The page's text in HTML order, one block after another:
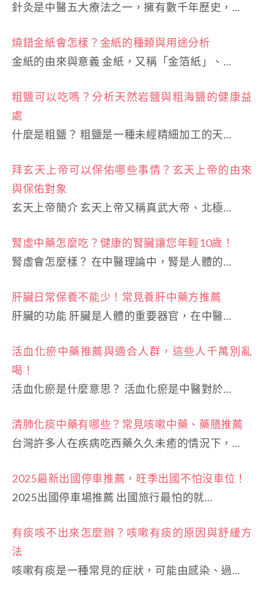
針灸是中醫五大療法之一，擁有數千年歷史，…
燒錯金紙會怎樣？金紙的種類與用途分析
金紙的由來與意義 金紙，又稱「金箔紙」、…
粗鹽可以吃嗎？分析天然岩鹽與粗海鹽的健康益
處
什麼是粗鹽？ 粗鹽是一種未經精細加工的天…
拜玄天上帝可以保佑哪些事情？玄天上帝的由來
與保佑對象
玄天上帝簡介 玄天上帝又稱真武大帝、北極…
腎虛中藥怎麼吃？健康的腎臟讓您年輕10歲！
腎虛會怎麼樣？ 在中醫理論中，腎是人體的…
肝臟日常保養不能少！常見養肝中藥方推薦
肝臟的功能 肝臟是人體的重要器官，在中醫…
活血化瘀中藥推薦與適合人群，這些人千萬別亂
喝！
活血化瘀是什麼意思？ 活血化瘀是中醫對於…
清肺化痰中藥有哪些？常見咳嗽中藥、藥膳推薦
台灣許多人在疾病吃西藥久久未癒的情況下，…
2025最新出國停車推薦，旺季出國不怕沒車位！
2025出國停車場推薦 出國旅行最怕的就…
有痰咳不出來怎麼辦？咳嗽有痰的原因與舒緩方
法
咳嗽有痰是一種常見的症狀，可能由感染、過…